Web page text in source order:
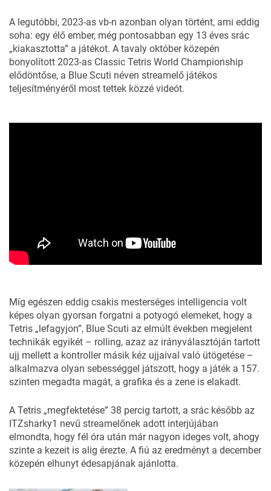
A legutóbbi, 2023-as vb-n azonban olyan történt, ami eddig
soha: egy élő ember, még pontosabban egy 13 éves srác
„kiakasztotta” a játékot. A tavaly október közepén
bonyolított 2023-as Classic Tetris World Championship
elődöntőse, a Blue Scuti néven streamelő játékos
teljesítményéről most tettek közzé videót.
Míg egészen eddig csakis mesterséges intelligencia volt
képes olyan gyorsan forgatni a potyogó elemeket, hogy a
Tetris „lefagyjon”, Blue Scuti az elmúlt években megjelent
technikák egyikét – rolling, azaz az irányválasztóján tartott
ujj mellett a kontroller másik kéz ujjaival való ütögetése –
alkalmazva olyan sebességgel játszott, hogy a játék a 157.
szinten megadta magát, a grafika és a zene is elakadt.
A Tetris „megfektetése” 38 percig tartott, a srác később az
ITZsharky1 nevű streamelőnek adott interjújában
elmondta, hogy fél óra után már nagyon ideges volt, ahogy
szinte a kezeit is alig érezte. A fiú az eredményt a december
közepén elhunyt édesapjának ajánlotta.